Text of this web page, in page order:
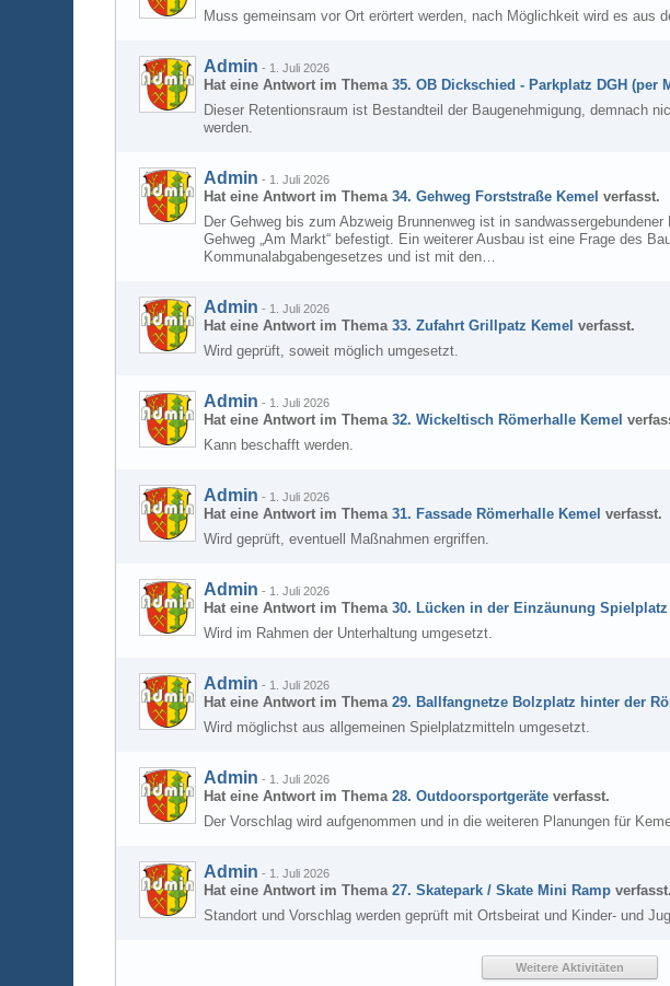
Muss gemeinsam vor Ort erörtert werden, nach Möglichkeit wird es aus
Admin - 1. Juli 2026
Hat eine Antwort im Thema35. OB Dickschied - Parkplatz DGH (per
Dieser Retentionsraum ist Bestandteil der Baugenehmigung, demnach
werden.
Admin - 1. Juli 2026
Hat eine Antwort im Thema34. Gehweg Forststraße Kemel verfasst.
Der Gehweg bis zum Abzweig Brunnenweg ist in
Gehweg „Am Markt“ befestigt. Ein weiterer Ausbau ist eine Frage des
Kommunalabgabengesetzes und ist mit den…
Admin - 1. Juli 2026
Hat eine Antwort im Thema33. Zufahrt Grillpatz Kemel verfasst.
Wird geprüft, soweit möglich umgesetzt.
Admin - 1. Juli 2026
Hat eine Antwort im Thema32. Wickeltisch Römerhalle Kemel
Kann beschafft werden.
Admin - 1. Juli 2026
Hat eine Antwort im Thema31. Fassade Römerhalle Kemel verfasst.
Wird geprüft, eventuell Maßnahmen ergriffen.
Admin - 1. Juli 2026
Hat eine Antwort im Thema30. Lücken in der Einzäunung
Wird im Rahmen der Unterhaltung umgesetzt.
Admin - 1. Juli 2026
Hat eine Antwort im Thema29. Ballfangnetze Bolzplatz hinter der
Wird möglichst aus allgemeinen Spielplatzmitteln umgesetzt.
Admin - 1. Juli 2026
Hat eine Antwort im Thema28. Outdoorsportgeräte verfasst.
Der Vorschlag wird aufgenommen und in die weiteren Planungen für
Admin - 1. Juli 2026
Hat eine Antwort im Thema27. Skatepark / Skate Mini Ramp verfasst.
Standort und Vorschlag werden geprüft mit Ortsbeirat und Kinder- und
Weitere Aktivitäten